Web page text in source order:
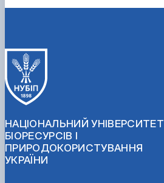
НАЦІОНАЛЬНИЙ УНІВЕРСИТЕТ
БІОРЕСУРСІВ І
ПРИРОДОКОРИСТУВАННЯ
УКРАЇНИ